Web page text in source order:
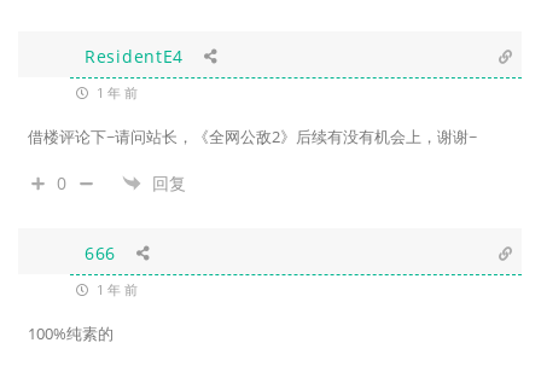
ResidentE4
1 年 前
借楼评论下~请问站长，《全网公敌2》后续有没有机会上，谢谢~
0 回复
666
1 年 前
100%纯素的